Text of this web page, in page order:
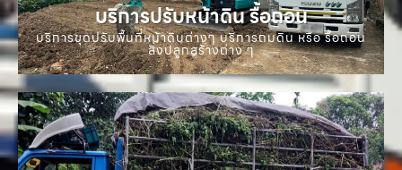
บริการปรับหน้าดิน รื้อถอน
บริการขุดปรับพื้นที่หน้าดินต่างๆ บริการถมดิน หรือ รื้อถอน
สิ่งปลูกสร้างต่าง ๆ